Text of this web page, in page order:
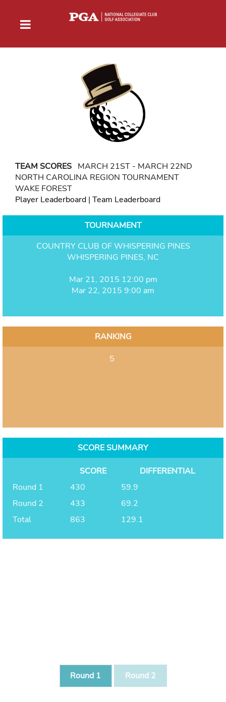
TEAM SCORES MARCH 21ST - MARCH 22ND
NORTH CAROLINA REGION TOURNAMENT
WAKE FOREST
Player Leaderboard | Team Leaderboard
TOURNAMENT
COUNTRY CLUB OF WHISPERING PINES
WHISPERING PINES, NC
Mar 21, 2015 12:00 pm
Mar 22, 2015 9:00 am
RANKING
5
SCORE SUMMARY
SCORE
DIFFERENTIAL
Round 1
430
59.9
Round 2
433
69.2
Total
863 129.1
Round 1 Round 2